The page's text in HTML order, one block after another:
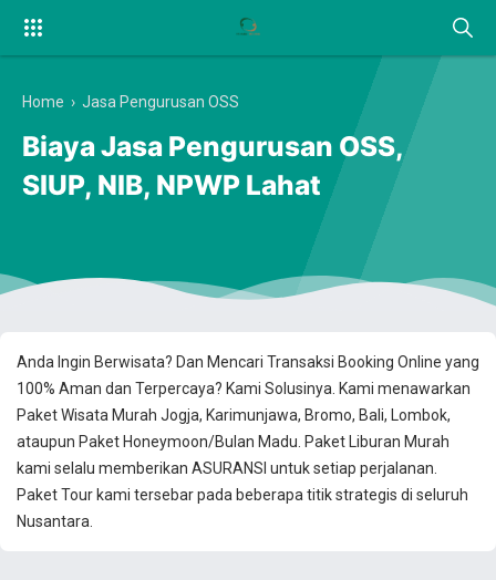
Anda Ingin Berwisata? Dan Mencari Transaksi Booking Online yang
100% Aman dan Terpercaya? Kami Solusinya. Kami menawarkan
Paket Wisata Murah Jogja, Karimunjawa, Bromo, Bali, Lombok,
ataupun Paket Honeymoon/Bulan Madu. Paket Liburan Murah
kami selalu memberikan ASURANSI untuk setiap perjalanan.
Paket Tour kami tersebar pada beberapa titik strategis di seluruh
Nusantara.
Home › Jasa Pengurusan OSS
Biaya Jasa Pengurusan OSS,
SIUP, NIB, NPWP Lahat